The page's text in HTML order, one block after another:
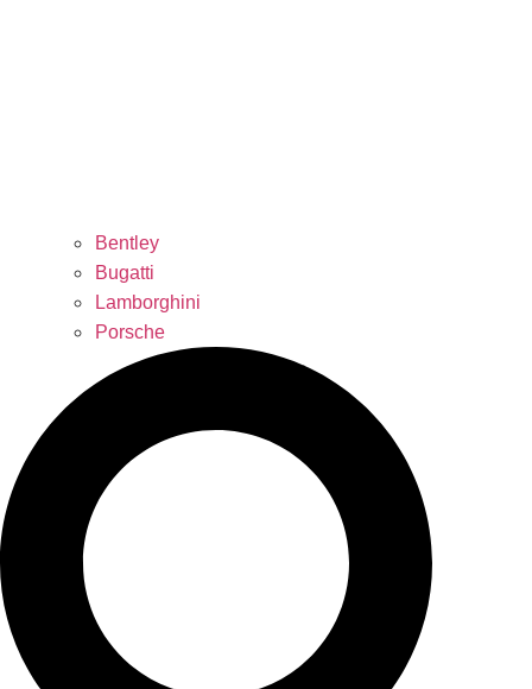
Bentley
Bugatti
Lamborghini
Porsche